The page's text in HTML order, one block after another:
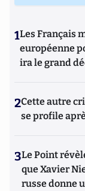
1Les Français
européenne
ira le grand
2Cette autre
se profile
3Le Point
que Xavier
russe donne